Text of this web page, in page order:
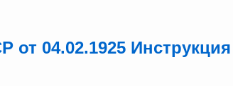
04.02.1925